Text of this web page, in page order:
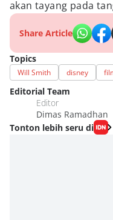
akan tayang pada
Share Article
Topics
Will Smith disney
Editorial Team
Editor
Dimas Ramadhan
Tonton lebih seru di